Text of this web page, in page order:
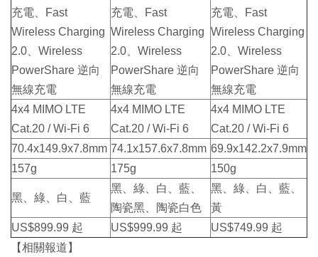
充電、Fast
Wireless Charging
2.0、Wireless
PowerShare 逆向
無線充電
充電、Fast
Wireless Charging
2.0、Wireless
PowerShare 逆向
無線充電
充電、Fast
Wireless Charging
2.0、Wireless
PowerShare 逆向
無線充電
4x4 MIMO LTE
Cat.20 / Wi-Fi 6
4x4 MIMO LTE
Cat.20 / Wi-Fi 6
4x4 MIMO LTE
Cat.20 / Wi-Fi 6
70.4x149.9x7.8mm 74.1x157.6x7.8mm 69.9x142.2x7.9mm
157g
175g 150g
黑、綠、白、藍
黑、綠、白、藍、
陶瓷黑、陶瓷白色
黑、綠、白、藍、
黃
US$899.99 起
US$999.99 起
US$749.99 起
【相關報道】